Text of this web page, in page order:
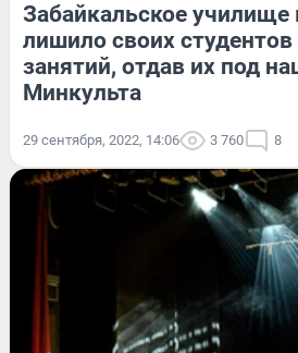
Забайкальское училище
лишило своих
занятий, отдав их под
Минкульта
29 сентября, 2022, 14:06 3 760 8